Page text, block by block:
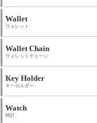
Wallet
ウォレット
Wallet Chain
ウォレットチェーン
Key Holder
キーホルダー
Watch
時計